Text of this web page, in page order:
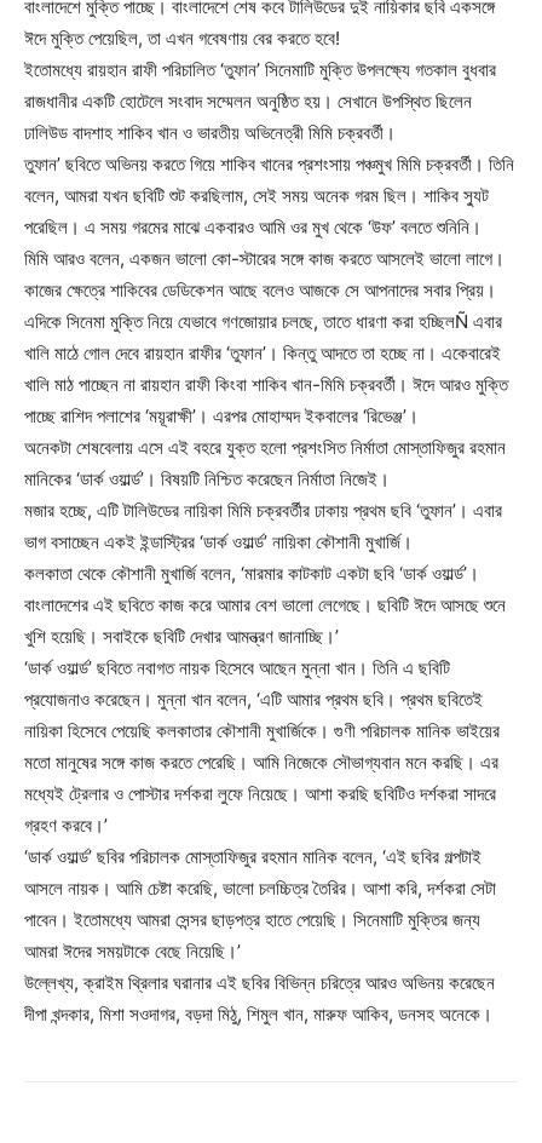
বাংলাদেশে মুক্তি পাচ্ছে। বাংলাদেশে শেষ কবে টালিউডের দুই নায়িকার ছবি একসঙ্গে
ঈদে মুক্তি পেয়েছিল, তা এখন গবেষণায় বের করতে হবে!
ইতোমধ্যে রায়হান রাফী পরিচালিত ‘তুফান’ সিনেমাটি মুক্তি উপলক্ষ্যে গতকাল বুধবার
রাজধানীর একটি হোটেলে সংবাদ সম্মেলন অনুষ্ঠিত হয়। সেখানে উপস্থিত ছিলেন
ঢালিউড বাদশাহ শাকিব খান ও ভারতীয় অভিনেত্রী মিমি চক্রবর্তী।
তুফান’ ছবিতে অভিনয় করতে গিয়ে শাকিব খানের প্রশংসায় পঞ্চমুখ মিমি চক্রবর্তী। তিনি
বলেন, আমরা যখন ছবিটি শুট করছিলাম, সেই সময় অনেক গরম ছিল। শাকিব স্যুট
পরেছিল। এ সময় গরমের মাঝে একবারও আমি ওর মুখ থেকে ‘উফ’ বলতে শুনিনি।
মিমি আরও বলেন, একজন ভালো কো-স্টারের সঙ্গে কাজ করতে আসলেই ভালো লাগে।
কাজের ক্ষেত্রে শাকিবের ডেডিকেশন আছে বলেও আজকে সে আপনাদের সবার প্রিয়।
এদিকে সিনেমা মুক্তি নিয়ে যেভাবে গণজোয়ার চলছে, তাতে ধারণা করা হচ্ছিলÑ এবার
খালি মাঠে গোল দেবে রায়হান রাফীর ‘তুফান’। কিন্তু আদতে তা হচ্ছে না। একেবারেই
খালি মাঠ পাচ্ছেন না রায়হান রাফী কিংবা শাকিব খান-মিমি চক্রবর্তী। ঈদে আরও মুক্তি
পাচ্ছে রাশিদ পলাশের ‘ময়ূরাক্ষী’। এরপর মোহাম্মদ ইকবালের ‘রিভেঞ্জ’।
অনেকটা শেষবেলায় এসে এই বহরে যুক্ত হলো প্রশংসিত নির্মাতা মোস্তাফিজুর রহমান
মানিকের ‘ডার্ক ওয়ার্ল্ড’। বিষয়টি নিশ্চিত করেছেন নির্মাতা নিজেই।
মজার হচ্ছে, এটি টালিউডের নায়িকা মিমি চক্রবর্তীর ঢাকায় প্রথম ছবি ‘তুফান’। এবার
ভাগ বসাচ্ছেন একই ইন্ডাস্ট্রির ‘ডার্ক ওয়ার্ল্ড’ নায়িকা কৌশানী মুখার্জি।
কলকাতা থেকে কৌশানী মুখার্জি বলেন, ‘মারমার কাটকাট একটা ছবি ‘ডার্ক ওয়ার্ল্ড’।
বাংলাদেশের এই ছবিতে কাজ করে আমার বেশ ভালো লেগেছে। ছবিটি ঈদে আসছে শুনে
খুশি হয়েছি। সবাইকে ছবিটি দেখার আমন্ত্রণ জানাচ্ছি।’
‘ডার্ক ওয়ার্ল্ড’ ছবিতে নবাগত নায়ক হিসেবে আছেন মুন্না খান। তিনি এ ছবিটি
প্রযোজনাও করেছেন। মুন্না খান বলেন, ‘এটি আমার প্রথম ছবি। প্রথম ছবিতেই
নায়িকা হিসেবে পেয়েছি কলকাতার কৌশানী মুখার্জিকে। গুণী পরিচালক মানিক ভাইয়ের
মতো মানুষের সঙ্গে কাজ করতে পেরেছি। আমি নিজেকে সৌভাগ্যবান মনে করছি। এর
মধ্যেই ট্রেলার ও পোস্টার দর্শকরা লুফে নিয়েছে। আশা করছি ছবিটিও দর্শকরা সাদরে
গ্রহণ করবে।’
‘ডার্ক ওয়ার্ল্ড’ ছবির পরিচালক মোস্তাফিজুর রহমান মানিক বলেন, ‘এই ছবির গল্পটাই
আসলে নায়ক। আমি চেষ্টা করেছি, ভালো চলচ্চিত্র তৈরির। আশা করি, দর্শকরা সেটা
পাবেন। ইতোমধ্যে আমরা সেন্সর ছাড়পত্র হাতে পেয়েছি। সিনেমাটি মুক্তির জন্য
আমরা ঈদের সময়টাকে বেছে নিয়েছি।’
উল্লেখ্য, ক্রাইম থ্রিলার ঘরানার এই ছবির বিভিন্ন চরিত্রে আরও অভিনয় করেছেন
দীপা খন্দকার, মিশা সওদাগর, বড়দা মিঠু, শিমুল খান, মারুফ আকিব, ডনসহ অনেকে।